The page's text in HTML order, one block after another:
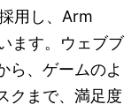
用し、Arm
ます。ウェブブ
ら、ゲームのよ
クまで、満足度